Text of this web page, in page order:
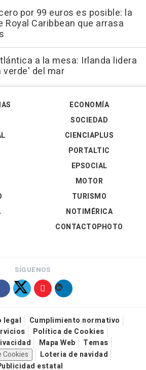
por 99 euros es posible: la
Royal Caribbean que arrasa
a la mesa: Irlanda lidera
verde' del mar
ECONOMÍA
SOCIEDAD
CIENCIAPLUS
PORTALTIC
EPSOCIAL
MOTOR
TURISMO
NOTIMÉRICA
CONTACTOPHOTO
SÍGUENOS
legal
Cumplimiento normativo
Política de Cookies
Mapa Web
Temas
Cookies
Loteria de navidad
estatal